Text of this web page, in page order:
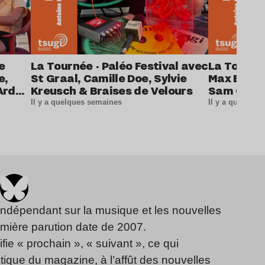
La Tournée · Paléo Festival avec
St Graal, Camille Doe, Sylvie
Kreusch & Braises de Velours
Il y a quelques semaines
La
Max
Sam
Il y a quelques
sur la musique et les nouvelles
parution date de 2007.
« prochain », « suivant », ce qui
du magazine, à l’affût des nouvelles